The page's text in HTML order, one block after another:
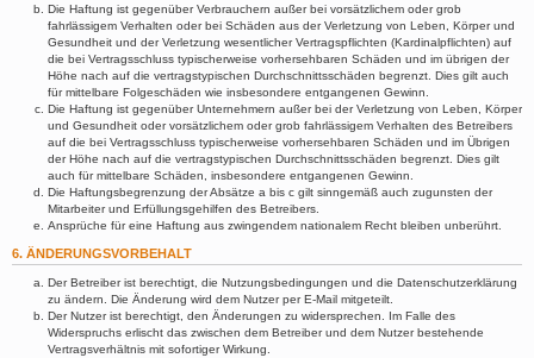
Die Haftung ist gegenüber Verbrauchern außer bei vorsätzlichem oder grob
fahrlässigem Verhalten oder bei Schäden aus der Verletzung von Leben, Körper und
Gesundheit und der Verletzung wesentlicher Vertragspflichten (Kardinalpflichten) auf
die bei Vertragsschluss typischerweise vorhersehbaren Schäden und im übrigen der
Höhe nach auf die vertragstypischen Durchschnittsschäden begrenzt. Dies gilt auch
für mittelbare Folgeschäden wie insbesondere entgangenen Gewinn.
Die Haftung ist gegenüber Unternehmern außer bei der Verletzung von Leben, Körper
und Gesundheit oder vorsätzlichem oder grob fahrlässigem Verhalten des Betreibers
auf die bei Vertragsschluss typischerweise vorhersehbaren Schäden und im Übrigen
der Höhe nach auf die vertragstypischen Durchschnittsschäden begrenzt. Dies gilt
auch für mittelbare Schäden, insbesondere entgangenen Gewinn.
Die Haftungsbegrenzung der Absätze a bis c gilt sinngemäß auch zugunsten der
Mitarbeiter und Erfüllungsgehilfen des Betreibers.
Ansprüche für eine Haftung aus zwingendem nationalem Recht bleiben unberührt.
6. ÄNDERUNGSVORBEHALT
Der Betreiber ist berechtigt, die Nutzungsbedingungen und die Datenschutzerklärung
zu ändern. Die Änderung wird dem Nutzer per E-Mail mitgeteilt.
Der Nutzer ist berechtigt, den Änderungen zu widersprechen. Im Falle des
Widerspruchs erlischt das zwischen dem Betreiber und dem Nutzer bestehende
Vertragsverhältnis mit sofortiger Wirkung.